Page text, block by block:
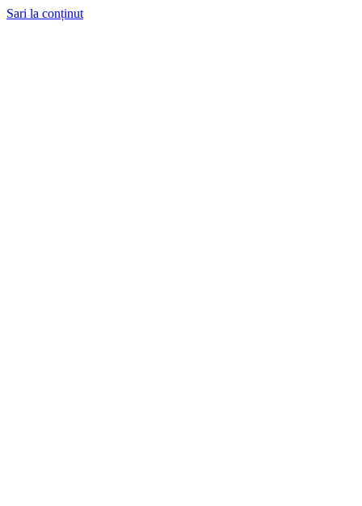
Sari la conținut